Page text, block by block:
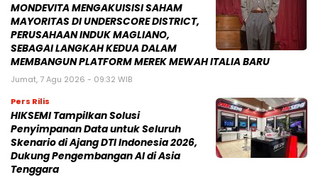
MONDEVITA MENGAKUISISI SAHAM
MAYORITAS DI UNDERSCORE DISTRICT,
PERUSAHAAN INDUK MAGLIANO,
SEBAGAI LANGKAH KEDUA DALAM
MEMBANGUN PLATFORM MEREK MEWAH ITALIA BARU
Jumat, 7 Agu 2026 - 09:32 WIB
Pers Rilis
HIKSEMI Tampilkan Solusi
Penyimpanan Data untuk Seluruh
Skenario di Ajang DTI Indonesia 2026,
Dukung Pengembangan AI di Asia
Tenggara